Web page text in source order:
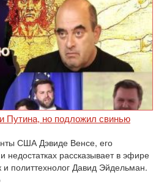
Путина, но подложил свинью
США Дэвиде Венсе, его
недостатках рассказывает в эфире
и политтехнолог Давид Эйдельман.